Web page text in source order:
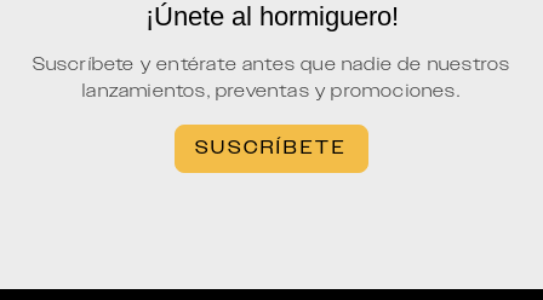
¡Únete al hormiguero!
Suscríbete y entérate antes que nadie de nuestros
lanzamientos, preventas y promociones.
SUSCRÍBETE